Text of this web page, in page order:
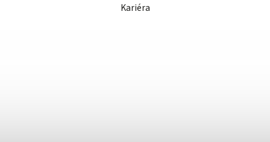
Kariéra